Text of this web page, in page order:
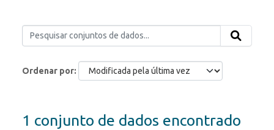
Ordenar por
1 conjunto de dados encontrado